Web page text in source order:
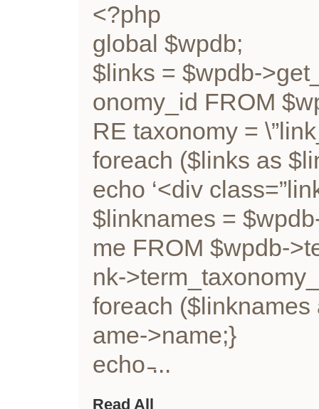
<?php
global $wpdb;
$links = $wpdb-
onomy_id FROM
RE taxonomy =
foreach ($links as
echo ‘<div
$linknames =
me FROM $wpdb-
nk-
foreach
ame->name;}
echo ̵...
Read All